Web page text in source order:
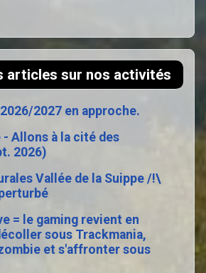
articles sur nos activités
2027 en approche.
Allons à la cité des
2026)
Vallée de la Suippe /!\
= le gaming revient en
sous Trackmania,
et s'affronter sous